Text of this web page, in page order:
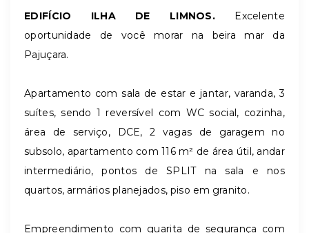
EDIFÍCIO ILHA DE LIMNOS. Excelente
oportunidade de você morar na beira mar da
Pajuçara.
Apartamento com sala de estar e jantar, varanda, 3
suítes, sendo 1 reversível com WC social, cozinha,
área de serviço, DCE, 2 vagas de garagem no
subsolo, apartamento com 116 m² de área útil, andar
intermediário, pontos de SPLIT na sala e nos
quartos, armários planejados, piso em granito.
Empreendimento com guarita de segurança com